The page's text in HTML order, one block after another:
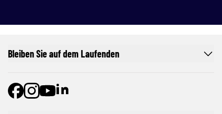
Bleiben Sie auf dem Laufenden